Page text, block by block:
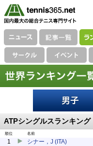
ATPシングルスランキング
順位 名前
1 シナー，J (ITA)